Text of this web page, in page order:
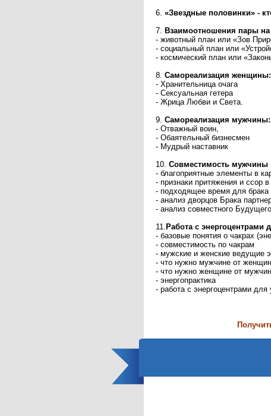
6. «Звездные половинки» -
7. Взаимоотношения пары
- животный план или «Зов
- социальный план или
- космический план или
8. Самореализация женщины:
- Хранительница очага
- Сексуальная гетера
- Жрица Любви и Света.
9. Самореализация мужчины:
- Отважный воин,
- Обаятельный бизнесмен
- Мудрый наставник
10. Совместимость
- благоприятные элементы в
- признаки притяжения и ссор
- подходящее время для брака
- анализ дворцов Брака
- анализ совместного Будущего
11. Работа с энергоцентрами
- базовые понятия о чакрах
- совместимость по чакрам
- мужские и женские ведущие
- что нужно мужчине от
- что нужно женщине от
- энергопрактика
- работа с энергоцентрами